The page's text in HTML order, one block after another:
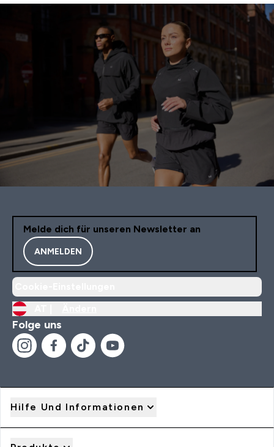
Melde dich für unseren Newsletter an
ANMELDEN
Folge uns
Hilfe Und Informationen